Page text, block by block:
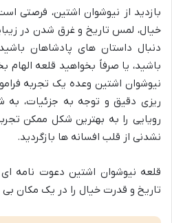
بازدید از نیوشوان اشتین، فرصتی
خیال، لمس تاریخ و غرق شدن در
دنبال داستان های پادشاهان
باشید، یا صرفاً بخواهید قلعه الهام
نیوشوان اشتین وعده یک تجربه
ریزی دقیق و توجه به جزئیات، به
رویایی را به بهترین شکل ممکن
نشدنی از قلب افسانه ها بازگردید.
قلعه نیوشوان اشتین دعوت نامه
تاریخ و قدرت خیال را در یک مکان بی